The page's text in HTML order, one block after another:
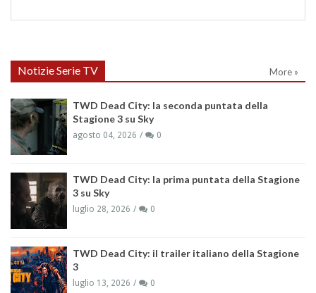
Notizie Serie TV More »
TWD Dead City: la seconda puntata della
Stagione 3 su Sky
agosto 04, 2026 0
TWD Dead City: la prima puntata della Stagione
3 su Sky
luglio 28, 2026 0
TWD Dead City: il trailer italiano della Stagione
3
luglio 13, 2026 0